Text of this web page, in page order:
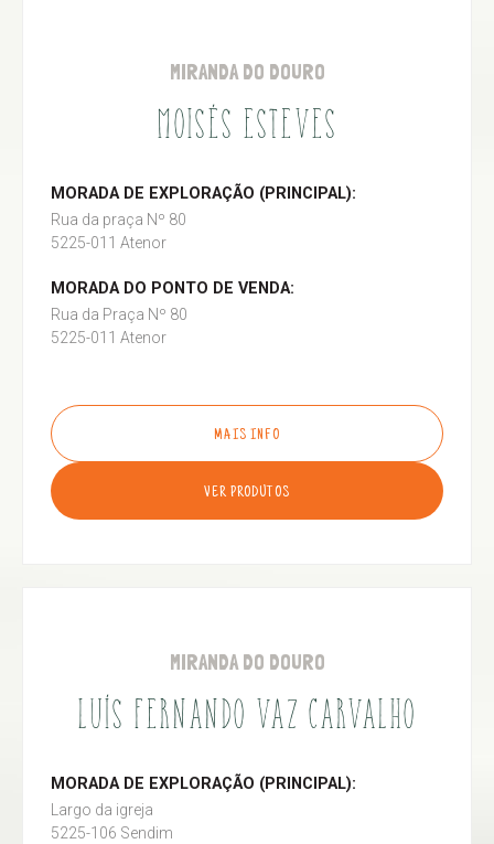
MIRANDA DO DOURO
MOISÉS ESTEVES
MORADA DE EXPLORAÇÃO (PRINCIPAL):
Rua da praça Nº 80
5225-011 Atenor
MORADA DO PONTO DE VENDA:
Rua da Praça Nº 80
5225-011 Atenor
MAIS INFO
VER PRODUTOS
MIRANDA DO DOURO
LUÍS FERNANDO VAZ CARVALHO
MORADA DE EXPLORAÇÃO (PRINCIPAL):
Largo da igreja
5225-106 Sendim